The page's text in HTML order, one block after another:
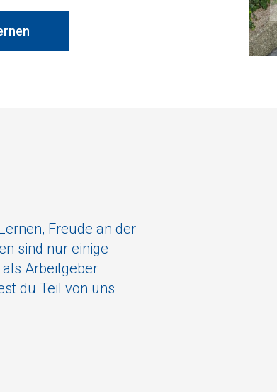
Freude an der
sind nur einige
Arbeitgeber
du Teil von uns